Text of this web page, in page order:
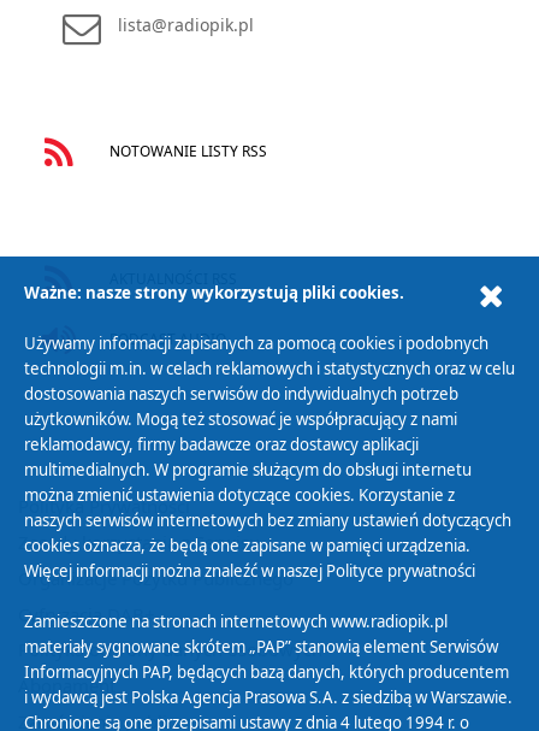
lista@radiopik.pl
NOTOWANIE LISTY RSS
PODCAST AUDIO
Polityka Prywatności
Zasady korzystania z Serwisu
Organizacje Pożytku Publicznego
Cyfryzacja DAB+
Polityka ochrony danych osobowych
Abonament
Zamówienia publiczne
Ważne: nasze strony wykorzystują pliki cookies.
Używamy informacji zapisanych za pomocą cookies i podobnych
technologii m.in. w celach reklamowych i statystycznych oraz w celu
dostosowania naszych serwisów do indywidualnych potrzeb
użytkowników. Mogą też stosować je współpracujący z nami
reklamodawcy, firmy badawcze oraz dostawcy aplikacji
multimedialnych. W programie służącym do obsługi internetu
można zmienić ustawienia dotyczące cookies. Korzystanie z
naszych serwisów internetowych bez zmiany ustawień dotyczących
cookies oznacza, że będą one zapisane w pamięci urządzenia.
Więcej informacji można znaleźć w naszej Polityce prywatności
Zamieszczone na stronach internetowych www.radiopik.pl
materiały sygnowane skrótem „PAP” stanowią element Serwisów
Informacyjnych PAP, będących bazą danych, których producentem
i wydawcą jest Polska Agencja Prasowa S.A. z siedzibą w Warszawie.
Chronione są one przepisami ustawy z dnia 4 lutego 1994 r. o